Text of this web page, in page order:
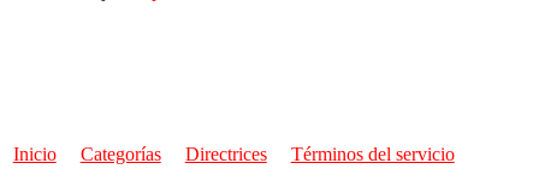
Inicio Categorías Directrices Términos del servicio